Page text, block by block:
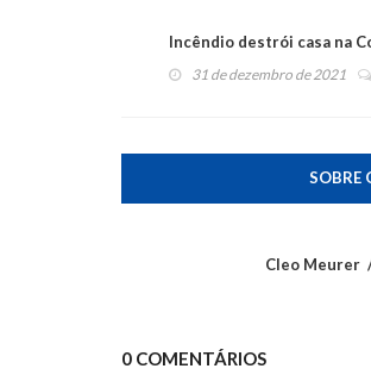
Incêndio destrói casa na
31 de dezembro de 2021
SOBRE
Cleo Meurer
0 COMENTÁRIOS